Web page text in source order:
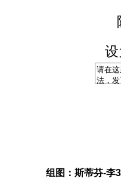
组图：斯蒂芬-李